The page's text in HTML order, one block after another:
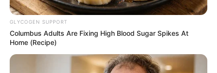
(RUMV).
GLYCOGEN SUPPORT
Columbus Adults Are Fixing High Blood Sugar Spikes At
Home (Recipe)